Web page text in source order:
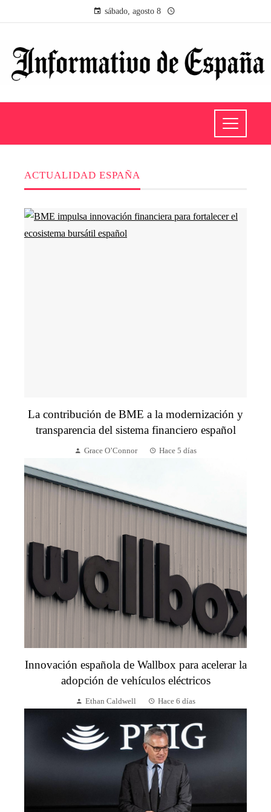
sábado, agosto 8
ACTUALIDAD ESPAÑA
La contribución de BME a la modernización y
transparencia del sistema financiero español
Grace O’Connor Hace 5 días
Innovación española de Wallbox para acelerar la
adopción de vehículos eléctricos
Ethan Caldwell Hace 6 días